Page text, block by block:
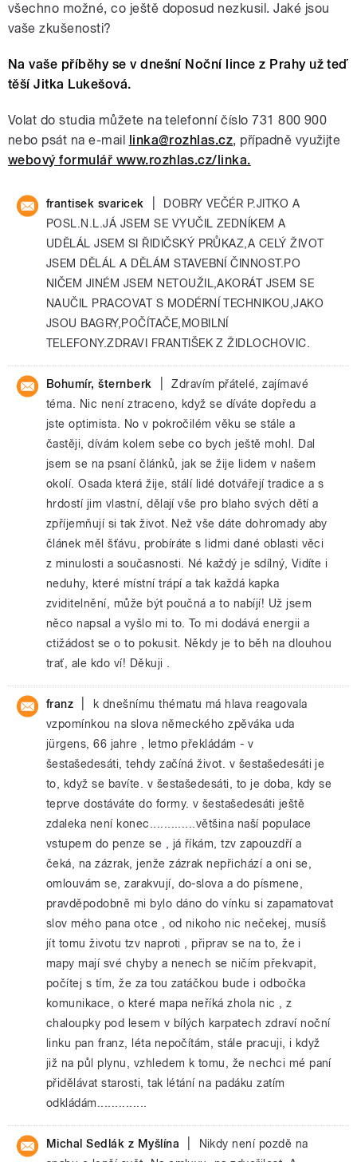
všechno možné, co ještě doposud nezkusil. Jaké jsou
vaše zkušenosti?
Na vaše příběhy se v dnešní Noční lince z Prahy už teď
těší Jitka Lukešová.
Volat do studia můžete na telefonní číslo 731 800 900
nebo psát na e-mail linka@rozhlas.cz, případně využijte
webový formulář www.rozhlas.cz/linka.
frantisek svaricek
DOBRY VEČÉR P.JITKO A
POSL.N.L.JÁ JSEM SE VYUČIL ZEDNÍKEM A
UDĚLÁL JSEM SI ŘIDIČSKÝ PRŮKAZ,A CELÝ ŽIVOT
JSEM DĚLÁL A DĚLÁM STAVEBNÍ ČINNOST.PO
NIČEM JINÉM JSEM NETOUŽIL,AKORÁT JSEM SE
NAUČIL PRACOVAT S MODÉRNÍ TECHNIKOU,JAKO
JSOU BAGRY,POČÍTAČE,MOBILNÍ
TELEFONY.ZDRAVI FRANTIŠEK Z ŽIDLOCHOVIC.
Bohumír, šternberk
Zdravím přátelé, zajímavé
téma. Nic není ztraceno, když se díváte dopředu a
jste optimista. No v pokročilém věku se stále a
častěji, dívám kolem sebe co bych ještě mohl. Dal
jsem se na psaní článků, jak se žije lidem v našem
okolí. Osada která žije, stálí lidé dotvářejí tradice a s
hrdostí jim vlastní, dělají vše pro blaho svých dětí a
zpříjemňují si tak život. Než vše dáte dohromady aby
článek měl šťávu, probíráte s lidmi dané oblasti věci
z minulosti a současnosti. Né každý je sdílný, Vidíte i
neduhy, které místní trápí a tak každá kapka
zviditelnění, může být poučná a to nabíjí! Už jsem
něco napsal a vyšlo mi to. To mi dodává energii a
ctižádost se o to pokusit. Někdy je to běh na dlouhou
trať, ale kdo ví! Děkuji .
franz
k dnešnímu thématu má hlava reagovala
vzpomínkou na slova německého zpěváka uda
jürgens, 66 jahre , letmo překládám - v
šestašedesáti, tehdy začíná život. v šestašedesáti je
to, když se bavíte. v šestašedesáti, to je doba, kdy se
teprve dostáváte do formy. v šestašedesáti ještě
zdaleka není konec.............většina naší populace
vstupem do penze se , já říkám, tzv zapouzdří a
čeká, na zázrak, jenže zázrak nepřichází a oni se,
omlouvám se, zarakvují, do-slova a do písmene,
pravděpodobně mi bylo dáno do vínku si zapamatovat
slov mého pana otce , od nikoho nic nečekej, musíš
jít tomu životu tzv naproti , připrav se na to, že i
mapy mají své chyby a nenech se ničím překvapit,
počítej s tím, že za tou zatáčkou bude i odbočka
komunikace, o které mapa neříká zhola nic , z
chaloupky pod lesem v bílých karpatech zdraví noční
linku pan franz, léta nepočítám, stále pracuji, i když
již na půl plynu, vzhledem k tomu, že nechci mé paní
přidělávat starosti, tak létání na padáku zatím
odkládám..............
Michal Sedlák z Myšlína
Nikdy není pozdě na